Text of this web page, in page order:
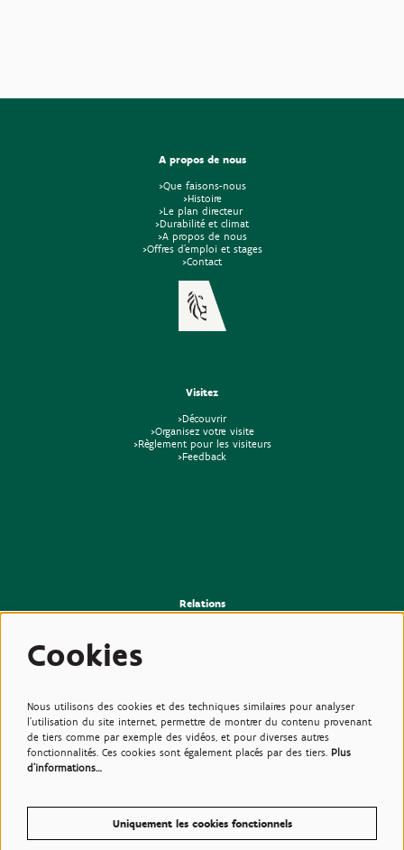
A propos de nous
>Que faisons-nous
>Histoire
>Le plan directeur
>Durabilité et climat
>A propos de nous
>Offres d'emploi et stages
>Contact
Visitez
>Découvrir
>Organisez votre visite
>Règlement pour les visiteurs
>Feedback
Relations
Cookies
Nous utilisons des cookies et des techniques similaires pour analyser
l'utilisation du site internet, permettre de montrer du contenu provenant
de tiers comme par exemple des vidéos, et pour diverses autres
fonctionnalités. Ces cookies sont également placés par des tiers. Plus
d'informations…
Uniquement les cookies fonctionnels